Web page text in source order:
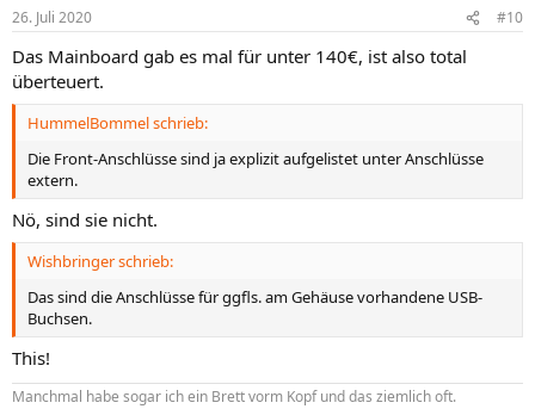
e
:
26. Juli 2020 #10
Das Mainboard gab es mal für unter 140€, ist also total
überteuert.
HummelBommel schrieb:
Die Front-Anschlüsse sind ja explizit aufgelistet unter Anschlüsse
extern.
Nö, sind sie nicht.
Wishbringer schrieb:
Das sind die Anschlüsse für ggfls. am Gehäuse vorhandene USB-
Buchsen.
This!
Manchmal habe sogar ich ein Brett vorm Kopf und das ziemlich oft.